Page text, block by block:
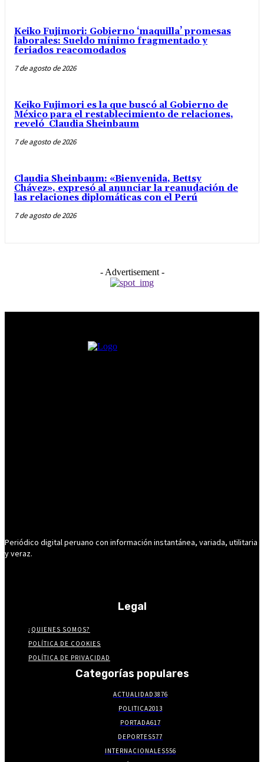
Keiko Fujimori: Gobierno ‘maquilla’ promesas
laborales: Sueldo mínimo fragmentado y
feriados reacomodados
7 de agosto de 2026
Keiko Fujimori es la que buscó al Gobierno de
México para el restablecimiento de relaciones,
reveló Claudia Sheinbaum
7 de agosto de 2026
Claudia Sheinbaum: «Bienvenida, Bettsy
Chávez», expresó al anunciar la reanudación de
las relaciones diplomáticas con el Perú
7 de agosto de 2026
- Advertisement -
Periódico digital peruano con información instantánea, variada, utilitaria
y veraz.
Legal
¿QUIENES SOMOS?
POLÍTICA DE COOKIES
POLÍTICA DE PRIVACIDAD
Categorías populares
ACTUALIDAD3876
POLITICA2013
PORTADA617
DEPORTES577
INTERNACIONALES556